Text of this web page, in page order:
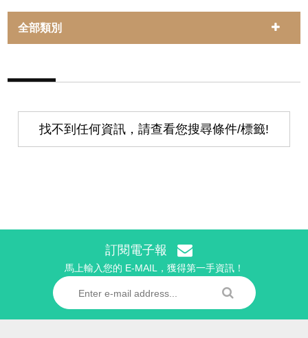
全部類別
找不到任何資訊，請查看您搜尋條件/標籤!
訂閱電子報
馬上輸入您的 E-MAIL，獲得第一手資訊！